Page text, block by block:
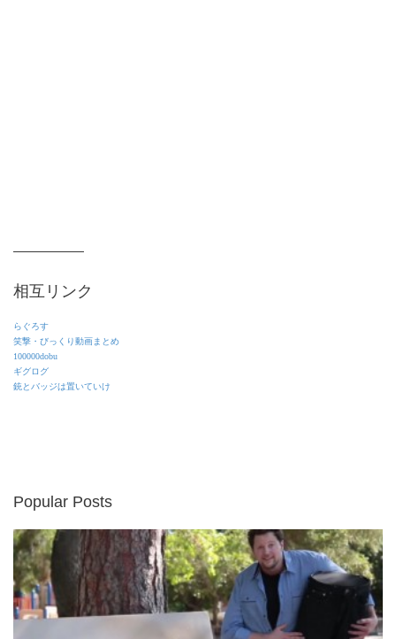
相互リンク
らぐろす
笑撃・びっくり動画まとめ
100000dobu
ギグログ
銃とバッジは置いていけ
Popular Posts